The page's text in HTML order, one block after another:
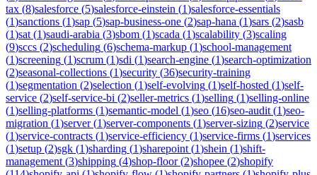
tax (8)salesforce (5)salesforce-einstein (1)salesforce-essentials
(1)sanctions (1)sap (5)sap-business-one (2)sap-hana (1)sars (2)sasb
(1)sat (1)saudi-arabia (3)sbom (1)scada (1)scalability (3)scaling
(9)sccs (2)scheduling (6)schema-markup (1)school-management
(1)screening (1)scrum (1)sdi (1)search-engine (1)search-optimization
(2)seasonal-collections (1)security (36)security-training
(1)segmentation (2)selection (1)self-evolving (1)self-hosted (1)self-
service (2)self-service-bi (2)seller-metrics (1)selling (1)selling-online
(1)selling-platforms (1)semantic-model (1)seo (16)seo-audit (1)seo-
migration (1)server(1)server-components (1)server-sizing (2)service
(1)service-contracts (1)service-efficiency (1)service-firms (1)services
(1)setup (2)sgk (1)sharding (1)sharepoint (1)shein (1)shift-
management (3)shipping (4)shop-floor(2)shopee (2)shopify